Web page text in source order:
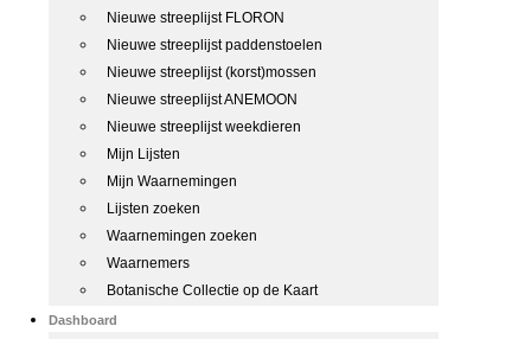
Nieuwe streeplijst FLORON
Nieuwe streeplijst paddenstoelen
Nieuwe streeplijst (korst)mossen
Nieuwe streeplijst ANEMOON
Nieuwe streeplijst weekdieren
Mijn Lijsten
Mijn Waarnemingen
Lijsten zoeken
Waarnemingen zoeken
Waarnemers
Botanische Collectie op de Kaart
Dashboard